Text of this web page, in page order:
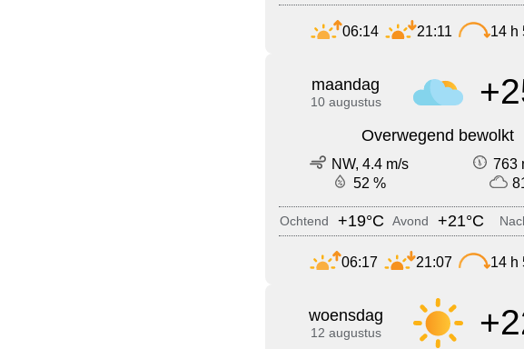
06:14 21:11 14 h
maandag
10 augustus
Overwegend bewolkt
NW, 4.4 m/s
763
52 %
Ochtend +19°C Avond +21°C
06:17 21:07 14 h
woensdag
12 augustus